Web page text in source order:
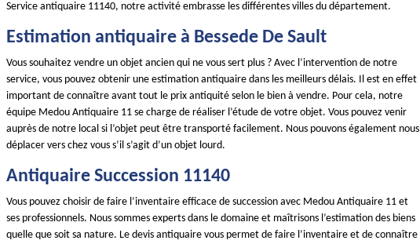
Service antiquaire 11140, notre activité embrasse les différentes villes du département.
Estimation antiquaire à Bessede De Sault
Vous souhaitez vendre un objet ancien qui ne vous sert plus ? Avec l’intervention de notre
service, vous pouvez obtenir une estimation antiquaire dans les meilleurs délais. Il est en effet
important de connaître avant tout le prix antiquité selon le bien à vendre. Pour cela, notre
équipe Medou Antiquaire 11 se charge de réaliser l’étude de votre objet. Vous pouvez venir
auprès de notre local si l’objet peut être transporté facilement. Nous pouvons également nous
déplacer vers chez vous s’il s’agit d’un objet lourd.
Antiquaire Succession 11140
Vous pouvez choisir de faire l’inventaire efficace de succession avec Medou Antiquaire 11 et
ses professionnels. Nous sommes experts dans le domaine et maîtrisons l’estimation des biens
quelle que soit sa nature. Le devis antiquaire vous permet de faire l’inventaire et de connaître